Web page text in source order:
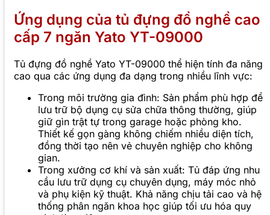
Ứng dụng của tủ đựng đồ nghề cao
cấp 7 ngăn Yato YT-09000
Tủ đựng đồ nghề Yato YT-09000 thể hiện tính đa năng
cao qua các ứng dụng đa dạng trong nhiều lĩnh vực:
Trong môi trường gia đình: Sản phẩm phù hợp để
lưu trữ bộ dụng cụ sửa chữa thông thường, giúp
giữ gìn trật tự trong garage hoặc phòng kho.
Thiết kế gọn gàng không chiếm nhiều diện tích,
đồng thời tạo nên vẻ chuyên nghiệp cho không
gian.
Trong xưởng cơ khí và sản xuất: Tủ đáp ứng nhu
cầu lưu trữ dụng cụ chuyên dụng, máy móc nhỏ
và phụ kiện kỹ thuật. Khả năng chịu tải cao và hệ
thống phân ngăn khoa học giúp tối ưu hóa quy